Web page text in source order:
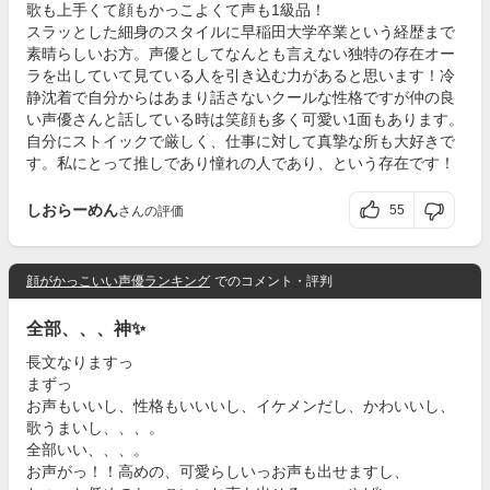
歌も上手くて顔もかっこよくて声も1級品！
スラッとした細身のスタイルに早稲田大学卒業という経歴まで
素晴らしいお方。声優としてなんとも言えない独特の存在オー
ラを出していて見ている人を引き込む力があると思います！冷
静沈着で自分からはあまり話さないクールな性格ですが仲の良
い声優さんと話している時は笑顔も多く可愛い1面もあります。
自分にストイックで厳しく、仕事に対して真摯な所も大好きで
す。私にとって推しであり憧れの人であり、という存在です！
しおらーめんさんの評価 55
顔がかっこいい声優ランキング でのコメント・評判
全部、、、神✨
長文なりますっ
まずっ
お声もいいし、性格もいいいし、イケメンだし、かわいいし、
歌うまいし、、、。
全部いい、、、。
お声がっ！！高めの、可愛らしいっお声も出せますし、